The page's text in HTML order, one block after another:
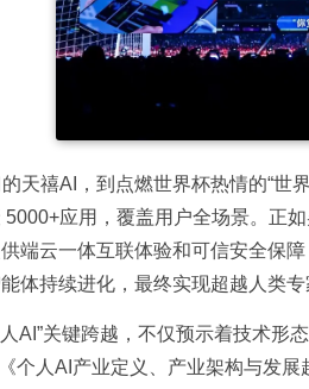
天禧AI，到点燃世界杯热情的“世
应用，覆盖用户全场景。正
端云一体互联体验和可信安全保
体持续进化，最终实现超越人类
人AI”关键跨越，不仅预示着技术
个人AI产业定义、产业架构与发